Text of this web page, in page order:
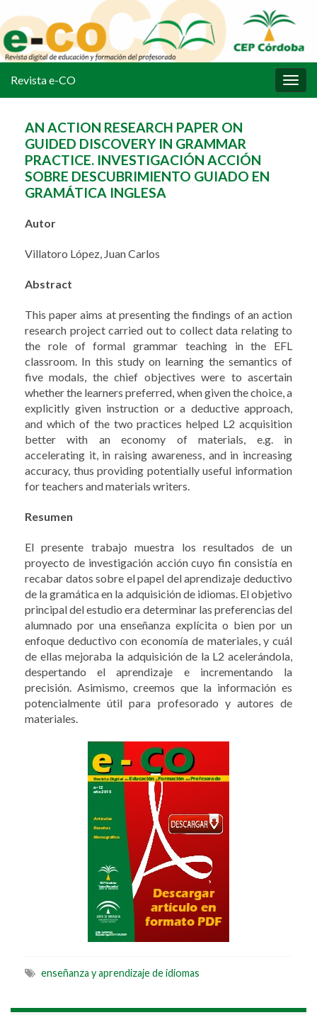
la
Revista e-CO
AN ACTION RESEARCH PAPER ON
GUIDED DISCOVERY IN GRAMMAR
PRACTICE. INVESTIGACIÓN ACCIÓN
SOBRE DESCUBRIMIENTO GUIADO EN
GRAMÁTICA INGLESA
Autor
Villatoro López, Juan Carlos
Abstract
This paper aims at presenting the findings of an action
research project carried out to collect data relating to
the role of formal grammar teaching in the EFL
classroom. In this study on learning the semantics of
five modals, the chief objectives were to ascertain
whether the learners preferred, when given the choice, a
explicitly given instruction or a deductive approach,
and which of the two practices helped L2 acquisition
better with an economy of materials, e.g. in
accelerating it, in raising awareness, and in increasing
accuracy, thus providing potentially useful information
for teachers and materials writers.
Resumen
El presente trabajo muestra los resultados de un
proyecto de investigación acción cuyo fin consistía en
recabar datos sobre el papel del aprendizaje deductivo
de la gramática en la adquisición de idiomas. El objetivo
principal del estudio era determinar las preferencias del
alumnado por una enseñanza explícita o bien por un
enfoque deductivo con economía de materiales, y cuál
de ellas mejoraba la adquisición de la L2 acelerándola,
despertando el aprendizaje e incrementando la
precisión. Asimismo, creemos que la información es
potencialmente útil para profesorado y autores de
materiales.
enseñanza y aprendizaje de idiomas